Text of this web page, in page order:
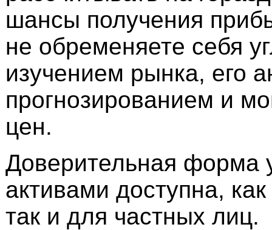
шансы получения
не обременяете себя
изучением рынка, его
прогнозированием и
цен.
Доверительная форма
активами доступна,
так и для частных лиц.